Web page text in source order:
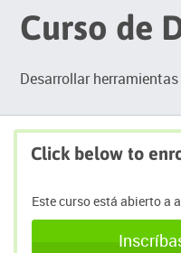
Curso de
Desarrollar
Click below to
Este curso está abierto a